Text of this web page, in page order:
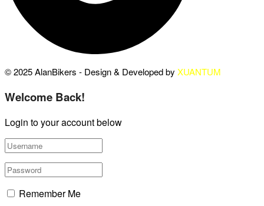
© 2025 AlanBikers - Design & Developed by XUANTUM
Welcome Back!
Login to your account below
Remember Me